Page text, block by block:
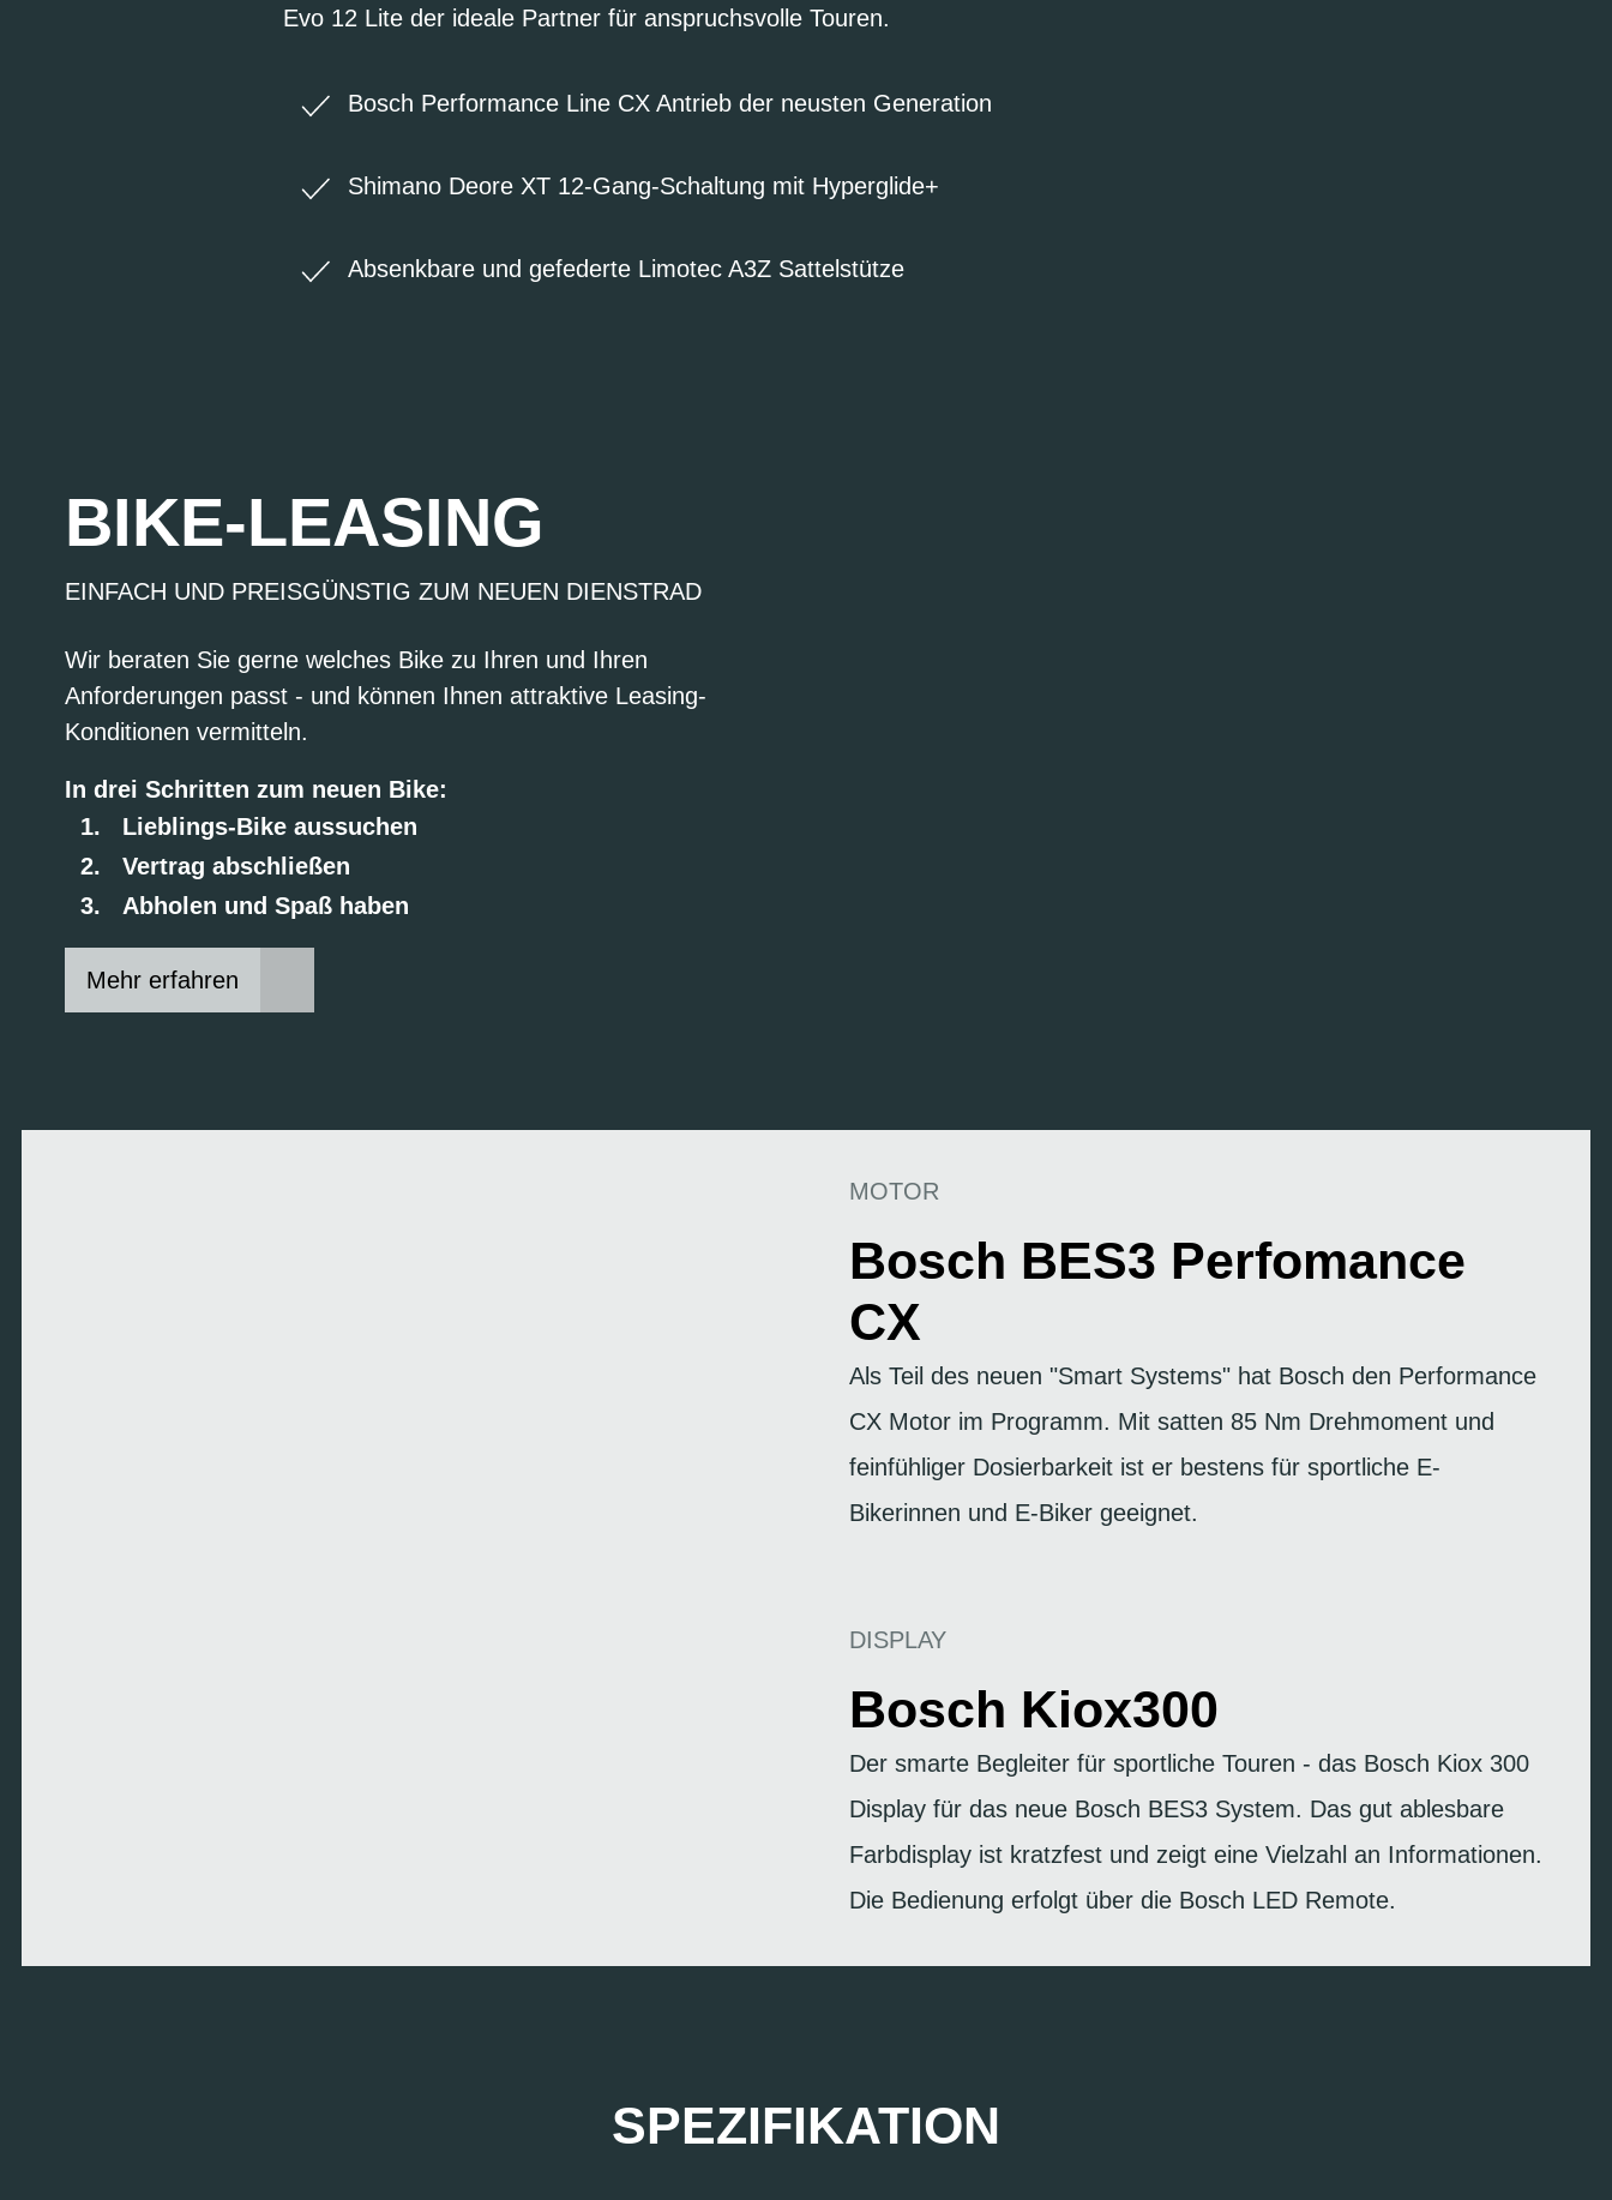
Evo 12 Lite der ideale Partner für anspruchsvolle Touren.
Bosch Performance Line CX Antrieb der neusten Generation
Shimano Deore XT 12-Gang-Schaltung mit Hyperglide+
Absenkbare und gefederte Limotec A3Z Sattelstütze
BIKE-LEASING
EINFACH UND PREISGÜNSTIG ZUM NEUEN DIENSTRAD
Wir beraten Sie gerne welches Bike zu Ihren und Ihren
Anforderungen passt - und können Ihnen attraktive Leasing-
Konditionen vermitteln.
In drei Schritten zum neuen Bike:
Lieblings-Bike aussuchen
Vertrag abschließen
Abholen und Spaß haben
Mehr erfahren
MOTOR
Bosch BES3 Perfomance
CX
Als Teil des neuen "Smart Systems" hat Bosch den Performance
CX Motor im Programm. Mit satten 85 Nm Drehmoment und
feinfühliger Dosierbarkeit ist er bestens für sportliche E-
Bikerinnen und E-Biker geeignet.
DISPLAY
Bosch Kiox300
Der smarte Begleiter für sportliche Touren - das Bosch Kiox 300
Display für das neue Bosch BES3 System. Das gut ablesbare
Farbdisplay ist kratzfest und zeigt eine Vielzahl an Informationen.
Die Bedienung erfolgt über die Bosch LED Remote.
SPEZIFIKATION